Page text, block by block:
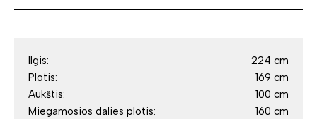
Ilgis:
224 cm
Plotis:
169 cm
Aukštis:
100 cm
Miegamosios dalies plotis:
160 cm